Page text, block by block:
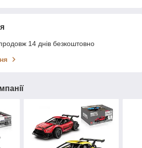
14 днів безкоштовно